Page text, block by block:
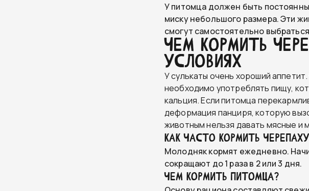
У питомца должен быть
миску небольшого размера. Эти
смогут самостоятельно
Чем кормить
условиях
У сулькаты очень хороший
необходимо употреблять пищу,
кальция. Если питомца
деформация панциря, которую
животным нельзя давать мясные и
Как часто кормить
Молодняк кормят ежедневно.
сокращают до 1 раза в 2 или 3 дня.
Чем кормить питомца?